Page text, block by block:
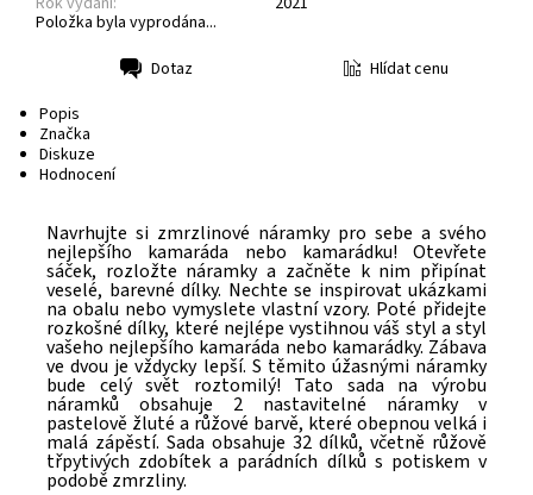
Položka byla vyprodána...
Dotaz
Hlídat cenu
Popis
Značka
Diskuze
Hodnocení
Navrhujte si zmrzlinové náramky pro sebe a svého
nejlepšího kamaráda nebo kamarádku! Otevřete
sáček, rozložte náramky a začněte k nim připínat
veselé, barevné dílky. Nechte se inspirovat ukázkami
na obalu nebo vymyslete vlastní vzory. Poté přidejte
rozkošné dílky, které nejlépe vystihnou váš styl a styl
vašeho nejlepšího kamaráda nebo kamarádky. Zábava
ve dvou je vždycky lepší. S těmito úžasnými náramky
bude celý svět roztomilý! Tato sada na výrobu
náramků obsahuje 2 nastavitelné náramky v
pastelově žluté a růžové barvě, které obepnou velká i
malá zápěstí. Sada obsahuje 32 dílků, včetně růžově
třpytivých zdobítek a parádních dílků s potiskem v
podobě zmrzliny.